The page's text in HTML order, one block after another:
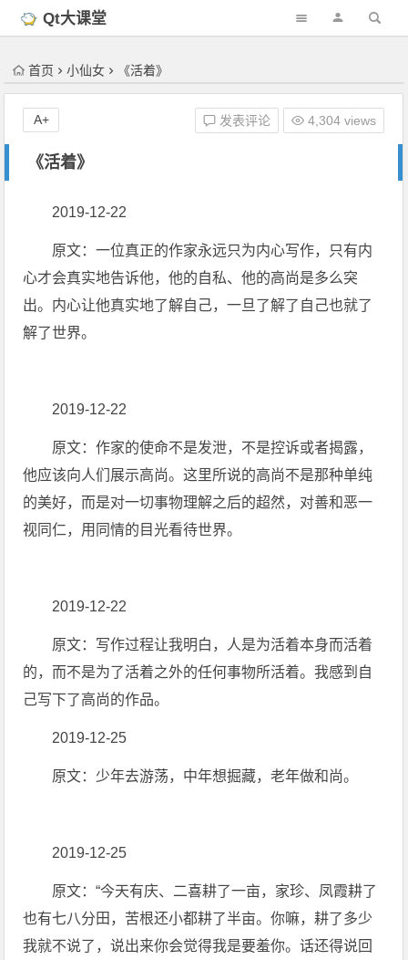
'); })(); Qt大课堂
首页 小仙女 《活着》
《活着》
发表评论 4,304 views
A+
2019-12-22
原文：一位真正的作家永远只为内心写作，只有内
心才会真实地告诉他，他的自私、他的高尚是多么突
出。内心让他真实地了解自己，一旦了解了自己也就了
解了世界。
2019-12-22
原文：作家的使命不是发泄，不是控诉或者揭露，
他应该向人们展示高尚。这里所说的高尚不是那种单纯
的美好，而是对一切事物理解之后的超然，对善和恶一
视同仁，用同情的目光看待世界。
2019-12-22
原文：写作过程让我明白，人是为活着本身而活着
的，而不是为了活着之外的任何事物所活着。我感到自
己写下了高尚的作品。
2019-12-25
原文：少年去游荡，中年想掘藏，老年做和尚。
2019-12-25
原文：“今天有庆、二喜耕了一亩，家珍、凤霞耕了
也有七八分田，苦根还小都耕了半亩。你嘛，耕了多少
我就不说了，说出来你会觉得我是要羞你。话还得说回